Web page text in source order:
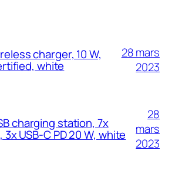
charger, 10 W,
white
28 mars
2023
charging station, 7x
3x USB-C PD 20 W, white
28
mars
2023